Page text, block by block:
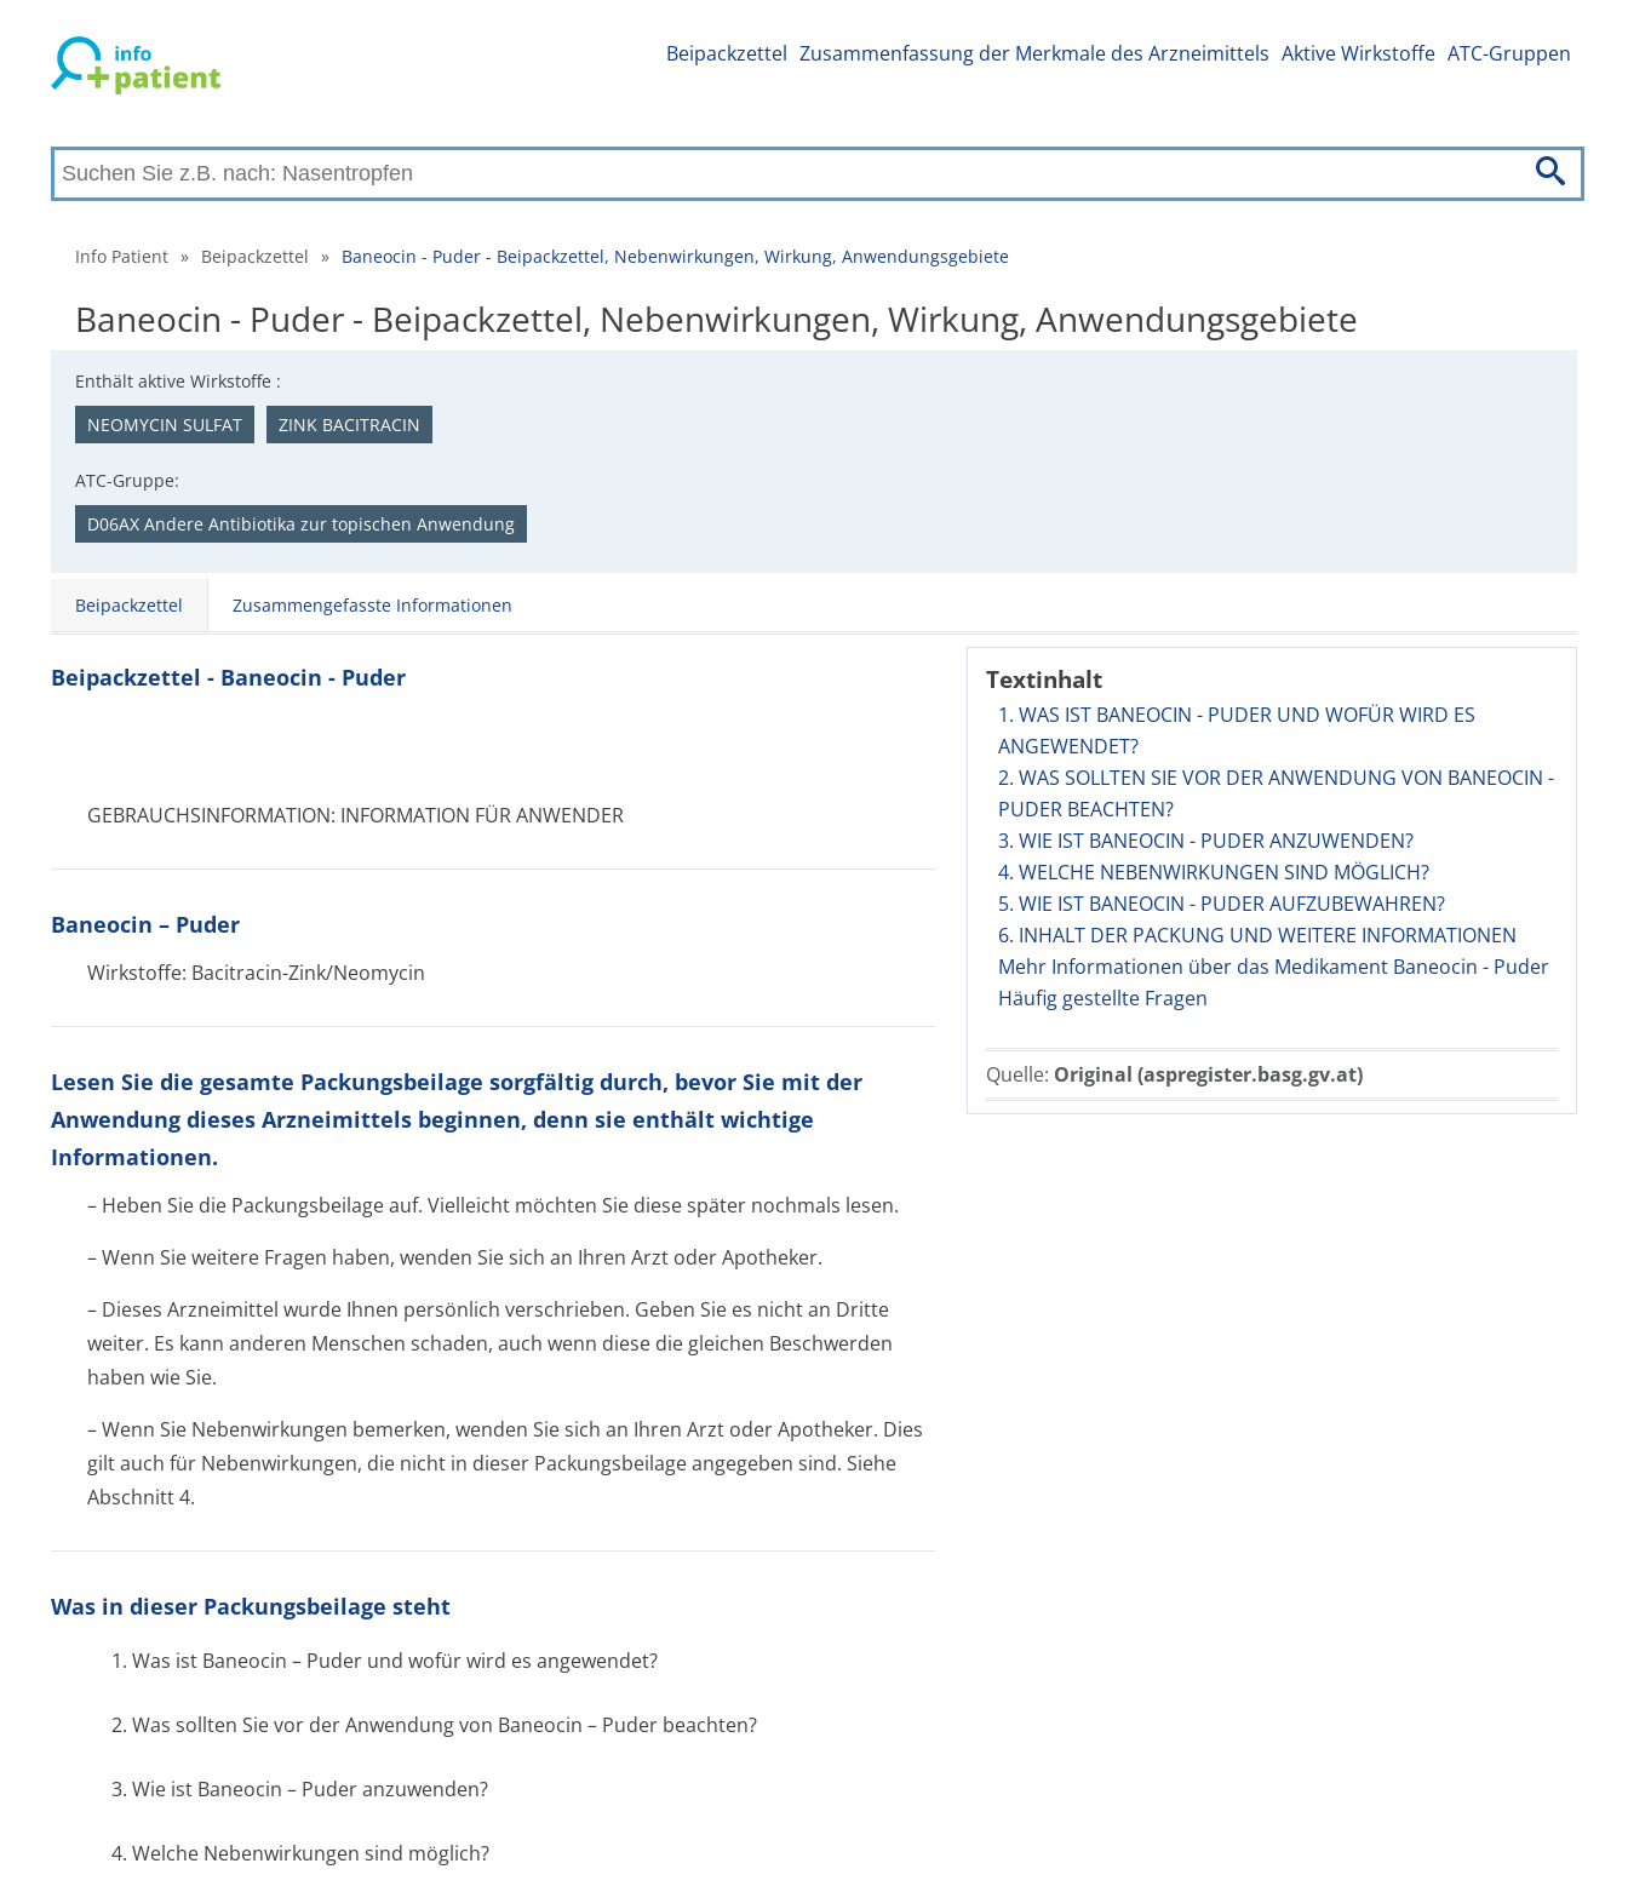
Beipackzettel Zusammenfassung der Merkmale des Arzneimittels Aktive Wirkstoffe ATC-Gruppen
Info Patient » Beipackzettel » Baneocin - Puder - Beipackzettel, Nebenwirkungen, Wirkung, Anwendungsgebiete
Baneocin - Puder - Beipackzettel, Nebenwirkungen, Wirkung, Anwendungsgebiete
Enthält aktive Wirkstoffe :
NEOMYCIN SULFAT
ZINK BACITRACIN
ATC-Gruppe:
D06AX Andere Antibiotika zur topischen Anwendung
Beipackzettel Zusammengefasste Informationen
Textinhalt
1. WAS IST BANEOCIN - PUDER UND WOFÜR WIRD ES
ANGEWENDET?
2. WAS SOLLTEN SIE VOR DER ANWENDUNG VON BANEOCIN -
PUDER BEACHTEN?
3. WIE IST BANEOCIN - PUDER ANZUWENDEN?
4. WELCHE NEBENWIRKUNGEN SIND MÖGLICH?
5. WIE IST BANEOCIN - PUDER AUFZUBEWAHREN?
6. INHALT DER PACKUNG UND WEITERE INFORMATIONEN
Mehr Informationen über das Medikament Baneocin - Puder
Häufig gestellte Fragen
Quelle: Original (aspregister.basg.gv.at)
Beipackzettel - Baneocin - Puder
GEBRAUCHSINFORMATION: INFORMATION FÜR ANWENDER
Baneocin – Puder
Wirkstoffe: Bacitracin-Zink/Neomycin
Lesen Sie die gesamte Packungsbeilage sorgfältig durch, bevor Sie mit der
Anwendung dieses Arzneimittels beginnen, denn sie enthält wichtige
Informationen.
– Heben Sie die Packungsbeilage auf. Vielleicht möchten Sie diese später nochmals lesen.
– Wenn Sie weitere Fragen haben, wenden Sie sich an Ihren Arzt oder Apotheker.
– Dieses Arzneimittel wurde Ihnen persönlich verschrieben. Geben Sie es nicht an Dritte
weiter. Es kann anderen Menschen schaden, auch wenn diese die gleichen Beschwerden
haben wie Sie.
– Wenn Sie Nebenwirkungen bemerken, wenden Sie sich an Ihren Arzt oder Apotheker. Dies
gilt auch für Nebenwirkungen, die nicht in dieser Packungsbeilage angegeben sind. Siehe
Abschnitt 4.
Was in dieser Packungsbeilage steht
1. Was ist Baneocin – Puder und wofür wird es angewendet?
2. Was sollten Sie vor der Anwendung von Baneocin – Puder beachten?
3. Wie ist Baneocin – Puder anzuwenden?
4. Welche Nebenwirkungen sind möglich?